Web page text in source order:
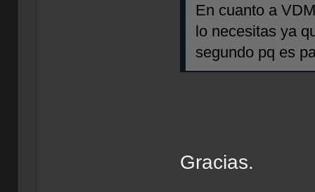
En cuanto a
lo necesitas ya
segundo pq es
Gracias.